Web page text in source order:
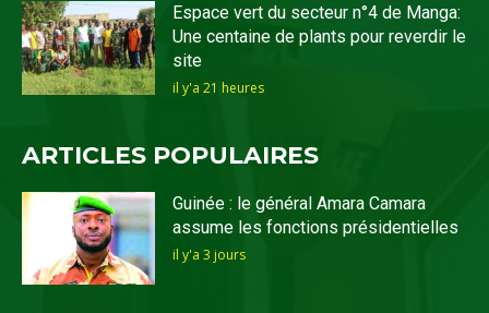
Espace vert du secteur n°4 de Manga:
Une centaine de plants pour reverdir le
site
il y'a 21 heures
ARTICLES POPULAIRES
Guinée : le général Amara Camara
assume les fonctions présidentielles
il y'a 3 jours